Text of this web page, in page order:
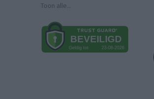
Toon alle...